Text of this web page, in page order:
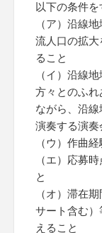
以下の条件
（ア）沿線
流人口の拡大
ること
（イ）沿線
方々とのふ
ながら、沿
演奏する演奏
（ウ）作曲
（エ）応募
と
（オ）滞在
サート含む
えること